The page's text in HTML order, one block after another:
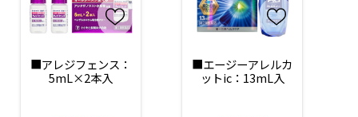
■アレジフェンス：
5mL×2本入
■エージーアレルカ
ットic：13mL入